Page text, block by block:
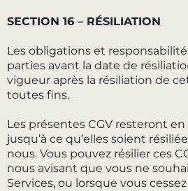
SECTION 16 – RÉSILIATION
Les obligations et
parties avant la date de
vigueur après la résiliation de
toutes fins.
Les présentes CGV resteront
jusqu’à ce qu’elles soient
nous. Vous pouvez résilier ces
nous avisant que vous ne
Services, ou lorsque vous